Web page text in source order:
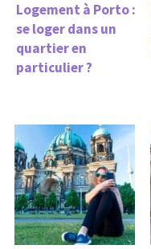
Logement à Porto :
se loger dans un
quartier en
particulier ?